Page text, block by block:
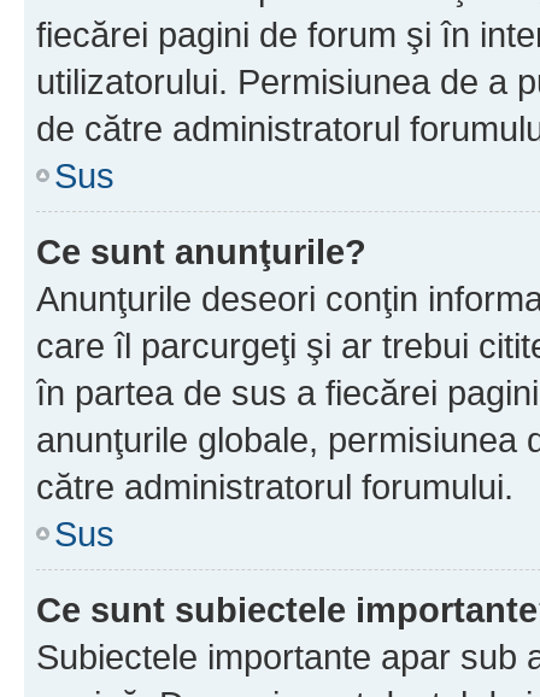
fiecărei pagini de forum şi în
utilizatorului. Permisiunea de a
de către administratorul
Sus
Ce sunt anunţurile?
Anunţurile deseori conţin
care îl parcurgeţi şi ar trebui
în partea de sus a fiecărei
anunţurile globale, permisiunea
către administratorul forumului.
Sus
Ce sunt subiectele
Subiectele importante apar sub